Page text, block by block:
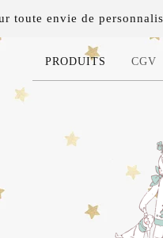
toute envie de
PRODUITS CGV